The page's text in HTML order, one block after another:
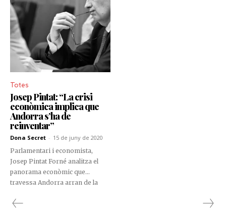
Totes
Josep Pintat: “La crisi
econòmica implica que
Andorra s’ha de
reinventar”
Dona Secret - 15 de juny de 2020
Parlamentari i economista,
Josep Pintat Forné analitza el
panorama econòmic que
travessa Andorra arran de la